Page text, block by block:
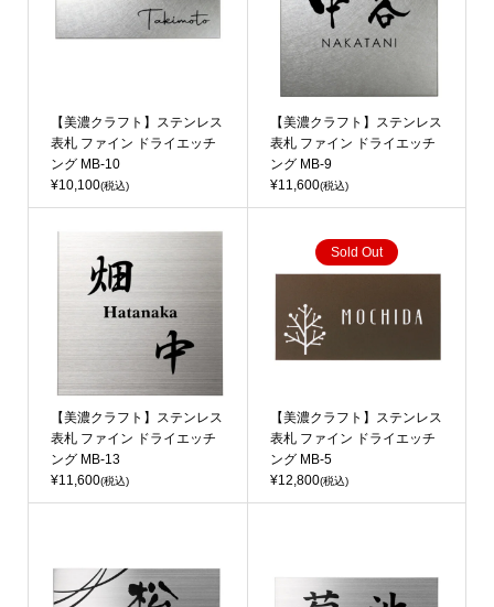
【美濃クラフト】ステンレス
表札 ファイン ドライエッチ
ング MB-10
¥10,100(税込)
【美濃クラフト】ステンレス
表札 ファイン ドライエッチ
ング MB-9
¥11,600(税込)
【美濃クラフト】ステンレス
表札 ファイン ドライエッチ
ング MB-13
¥11,600(税込)
Sold Out
【美濃クラフト】ステンレス
表札 ファイン ドライエッチ
ング MB-5
¥12,800(税込)